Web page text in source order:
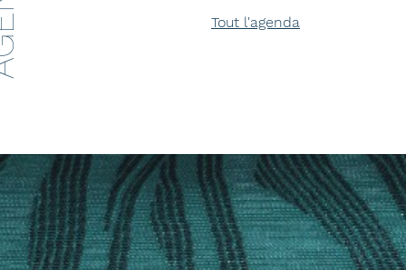
Tout l'agenda